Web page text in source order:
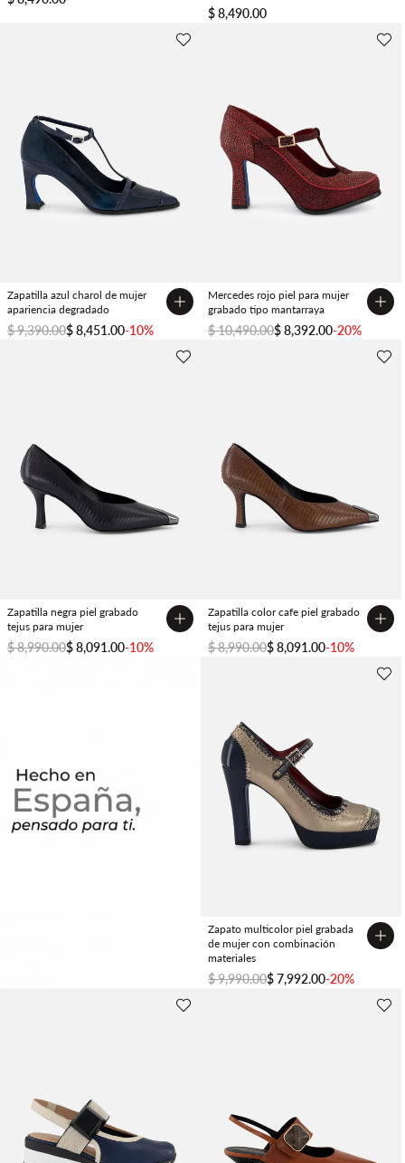
$ 8,490.00
Zapatilla azul charol de mujer
apariencia degradado
$ 9,390.00$ 8,451.00-10%
Mercedes rojo piel para mujer
grabado tipo mantarraya
$ 10,490.00$ 8,392.00-20%
Zapatilla negra piel grabado
tejus para mujer
$ 8,990.00$ 8,091.00-10%
Zapatilla color cafe piel grabado
tejus para mujer
$ 8,990.00$ 8,091.00-10%
Zapato multicolor piel grabada
de mujer con combinación
materiales
$ 9,990.00$ 7,992.00-20%